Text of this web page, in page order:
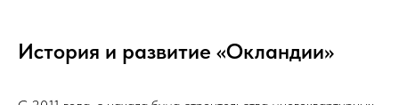
История и развитие «Окландии»